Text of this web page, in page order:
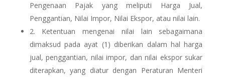
Pengenaan Pajak yang meliputi Harga Jual,
Penggantian, Nilai Impor, Nilai Ekspor, atau nilai lain.
2. Ketentuan mengenai nilai lain sebagaimana
dimaksud pada ayat (1) diberikan dalam hal harga
jual, penggantian, nilai impor, dan nilai ekspor sukar
diterapkan, yang diatur dengan Peraturan Menteri